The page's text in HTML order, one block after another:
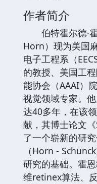
作者简介
伯特霍尔德·霍
Horn）现为美国
电子工程系（
的教授、美国工
能协会（AAAI）
视觉领域专家。
达40多年，在该
献，其博士论文
了一个崭新的研
（Horn -
研究的基础。霍
维retinex算法、